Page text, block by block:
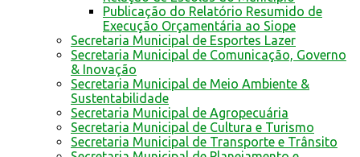
Publicação do Relatório Resumido de
Execução Orçamentária ao Siope
Secretaria Municipal de Esportes Lazer
Secretaria Municipal de Comunicação, Governo
& Inovação
Secretaria Municipal de Meio Ambiente &
Sustentabilidade
Secretaria Municipal de Agropecuária
Secretaria Municipal de Cultura e Turismo
Secretaria Municipal de Transporte e Trânsito